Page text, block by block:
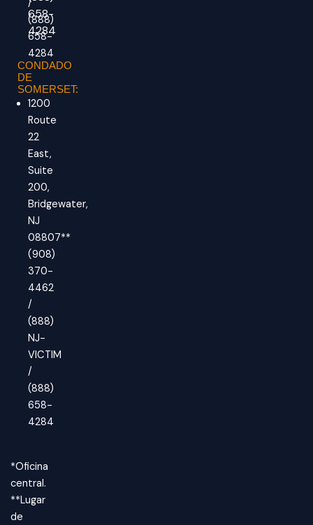
/
(888)
658-
4284
658-
4284
CONDADO
DE
SOMERSET:
1200
Route
22
East,
Suite
200,
Bridgewater,
NJ
08807**
(908)
370-
4462
/
(888)
NJ-
VICTIM
/
(888)
658-
4284
*Oficina
central.
**Lugar
de